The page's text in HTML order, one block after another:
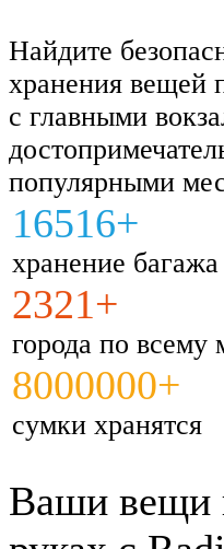
Найдите
хранения вещей
с главными
популярными
16516+
хранение
2321+
города по всему
8000000+
сумки хранятся
Ваши вещи